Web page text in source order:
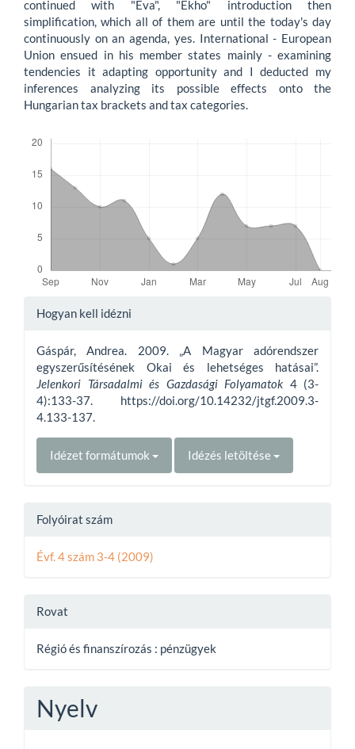
continued with "Eva", "Ekho" introduction then
simplification, which all of them are until the today's day
continuously on an agenda, yes. International - European
Union ensued in his member states mainly - examining
tendencies it adapting opportunity and I deducted my
inferences analyzing its possible effects onto the
Hungarian tax brackets and tax categories.
Article
Hogyan kell idézni
Gáspár, Andrea. 2009. „A Magyar adórendszer
egyszerűsítésének Okai és lehetséges hatásai”.
Jelenkori Társadalmi és Gazdasági Folyamatok 4 (3-
4):133-37. https://doi.org/10.14232/jtgf.2009.3-
4.133-137.
Idézet formátumok Idézés letöltése
Folyóirat szám
Évf. 4 szám 3-4 (2009)
Rovat
Régió és finanszírozás : pénzügyek
Nyelv